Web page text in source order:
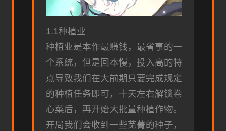
1.1种植业
种植业是本作最赚钱，最省事的一
个系统，但是回本慢，投入高的特
点导致我们在大前期只要完成规定
的种植任务即可，十天左右解锁卷
心菜后，再开始大批量种植作物。
开局我们会收到一些芜菁的种子，